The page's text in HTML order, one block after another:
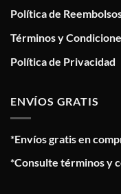
Política de
Términos y
Política de Privacidad
ENVÍOS GRATIS
*Envíos gratis en
*Consulte términos y